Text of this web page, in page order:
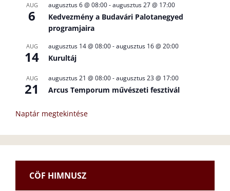
AUG
6
augusztus 6 @ 08:00-augusztus 27 @ 17:00
Kedvezmény a Budavári Palotanegyed
programjaira
AUG
14
augusztus 14 @ 08:00-augusztus 16 @ 20:00
Kurultáj
AUG
21
augusztus 21 @ 08:00-augusztus 23 @ 17:00
Arcus Temporum művészeti fesztivál
Naptár megtekintése
CÖF HIMNUSZ